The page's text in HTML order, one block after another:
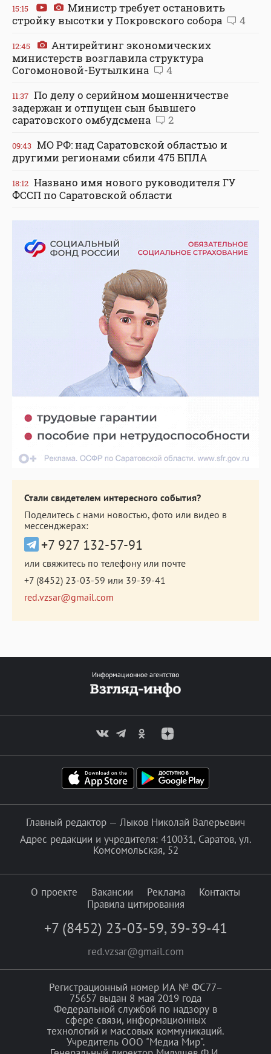
15:15
Министр требует остановить
стройку высотки у Покровского собора
4
12:45
Антирейтинг экономических
министерств возглавила структура
Согомоновой-Бутылкина
4
11:37 По делу о серийном мошенничестве
задержан и отпущен сын бывшего
саратовского омбудсмена
2
09:43 МО РФ: над Саратовской областью и
другими регионами сбили 475 БПЛА
18:12 Названо имя нового руководителя ГУ
ФССП по Саратовской области
Стали свидетелем интересного события?
Поделитесь с нами новостью, фото или видео в
мессенджерах:
+7 927 132-57-91
или свяжитесь по телефону или почте
+7 (8452) 23-03-59 или 39-39-41
red.vzsar@gmail.com
Информационное агентство
Главный редактор — Лыков Николай Валерьевич
Адрес редакции и учредителя: 410031, Саратов, ул.
Комсомольская, 52
О проекте Вакансии Реклама
Контакты
Правила цитирования
+7 (8452) 23-03-59, 39-39-41
red.vzsar@gmail.com
Регистрационный номер ИА № ФС77–
75657 выдан 8 мая 2019 года
Федеральной службой по надзору в
сфере связи, информационных
технологий и массовых коммуникаций.
Учредитель ООО "Медиа Мир".